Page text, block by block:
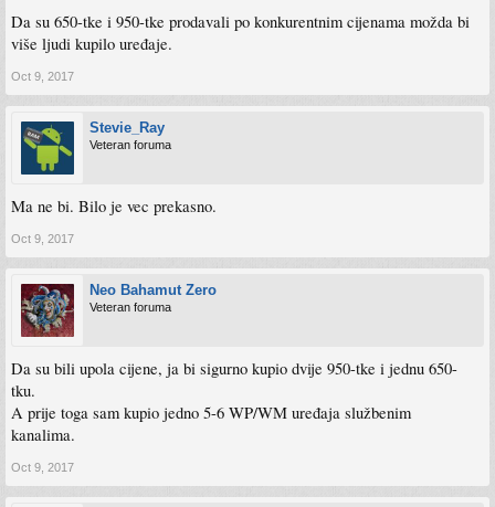
Da su 650-tke i 950-tke prodavali po konkurentnim cijenama možda bi
više ljudi kupilo uređaje.
Oct 9, 2017
Stevie_Ray
Veteran foruma
Ma ne bi. Bilo je vec prekasno.
Oct 9, 2017
Neo Bahamut Zero
Veteran foruma
Da su bili upola cijene, ja bi sigurno kupio dvije 950-tke i jednu 650-
tku.
A prije toga sam kupio jedno 5-6 WP/WM uređaja službenim
kanalima.
Oct 9, 2017